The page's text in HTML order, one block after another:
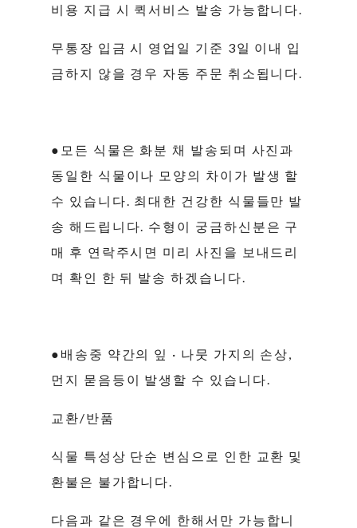
비용 지급 시 퀵서비스 발송 가능합니다.
무통장 입금 시 영업일 기준 3일 이내 입
금하지 않을 경우 자동 주문 취소됩니다.
●모든 식물은 화분 채 발송되며 사진과
동일한 식물이나 모양의 차이가 발생 할
수 있습니다. 최대한 건강한 식물들만 발
송 해드립니다. 수형이 궁금하신분은 구
매 후 연락주시면 미리 사진을 보내드리
며 확인 한 뒤 발송 하겠습니다.
●배송중 약간의 잎 · 나뭇 가지의 손상,
먼지 묻음등이 발생할 수 있습니다.
교환/반품
식물 특성상 단순 변심으로 인한 교환 및
환불은 불가합니다.
다음과 같은 경우에 한해서만 가능합니